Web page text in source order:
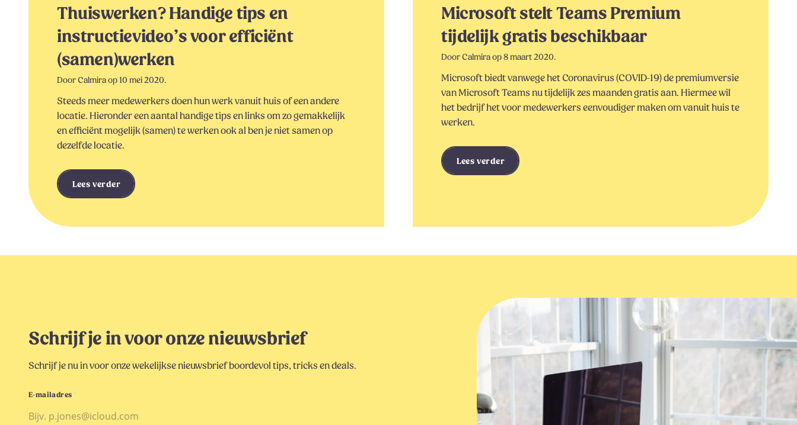
Thuiswerken? Handige tips en
instructievideo’s voor efficiënt
(samen)werken
Door Calmira op 10 mei 2020.
Steeds meer medewerkers doen hun werk vanuit huis of een andere
locatie. Hieronder een aantal handige tips en links om zo gemakkelijk
en efficiënt mogelijk (samen) te werken ook al ben je niet samen op
dezelfde locatie.
Lees verder
Microsoft stelt Teams Premium
tijdelijk gratis beschikbaar
Door Calmira op 8 maart 2020.
Microsoft biedt vanwege het Coronavirus (COVID-19) de premiumversie
van Microsoft Teams nu tijdelijk zes maanden gratis aan. Hiermee wil
het bedrijf het voor medewerkers eenvoudiger maken om vanuit huis te
werken.
Lees verder
Schrijf je in voor onze nieuwsbrief
Schrijf je nu in voor onze wekelijkse nieuwsbrief boordevol tips, tricks en deals.
E-mailadres*